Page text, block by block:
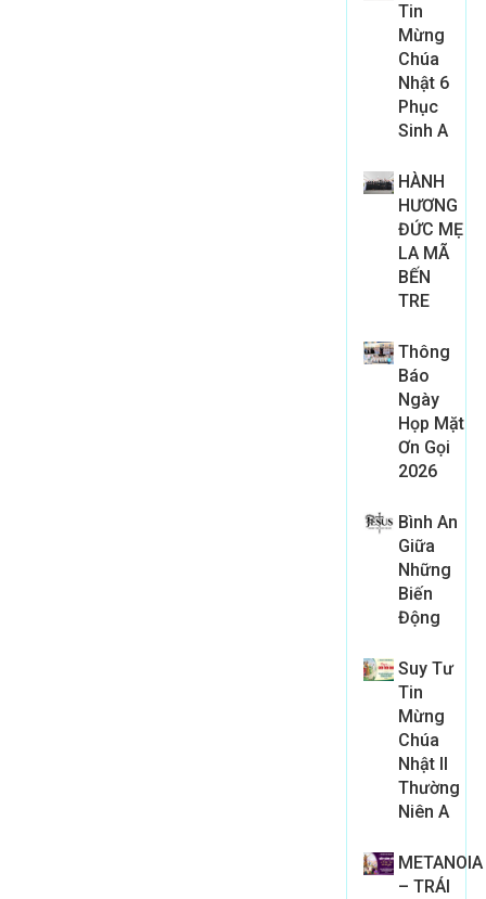
Tin
Mừng
Chúa
Nhật 6
Phục
Sinh A
HÀNH
HƯƠNG
ĐỨC MẸ
LA MÃ
BẾN
TRE
Thông
Báo
Ngày
Họp Mặt
Ơn Gọi
2026
Bình An
Giữa
Những
Biến
Động
Suy Tư
Tin
Mừng
Chúa
Nhật II
Thường
Niên A
METANOIA
– TRÁI